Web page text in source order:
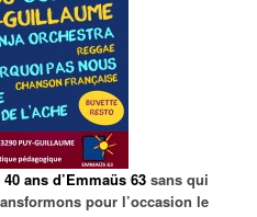
ans d’Emmaüs 63 sans qui
pour l’occasion le